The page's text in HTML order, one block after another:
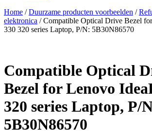
Home /Duurzame producten voorbeelden /
elektronica / Compatible Optical Drive Bezel
330 320 series Laptop, P/N: 5B30N86570
Compatible Optical
Bezel for Lenovo
320 series Laptop, P/
5B30N86570